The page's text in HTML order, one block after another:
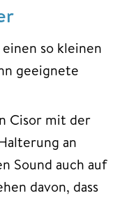
so kleinen
geeignete
Cisor mit der
an
Sound auch auf
davon, dass